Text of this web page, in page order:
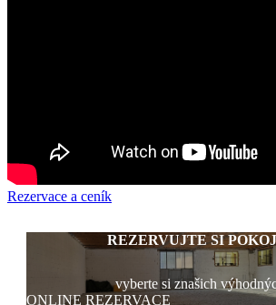
Rezervace a ceník
REZERVUJTE SI
vyberte si znašich
ONLINE REZERVACE